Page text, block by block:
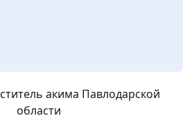
акима Павлодарской
области